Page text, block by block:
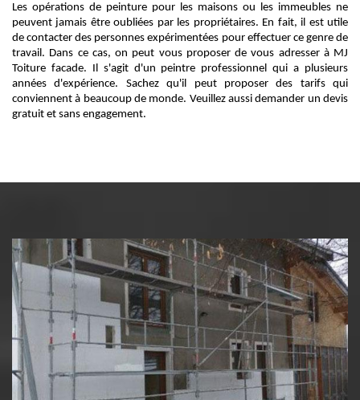
Les opérations de peinture pour les maisons ou les immeubles ne
peuvent jamais être oubliées par les propriétaires. En fait, il est utile
de contacter des personnes expérimentées pour effectuer ce genre de
travail. Dans ce cas, on peut vous proposer de vous adresser à MJ
Toiture facade. Il s'agit d'un peintre professionnel qui a plusieurs
années d'expérience. Sachez qu'il peut proposer des tarifs qui
conviennent à beaucoup de monde. Veuillez aussi demander un devis
gratuit et sans engagement.